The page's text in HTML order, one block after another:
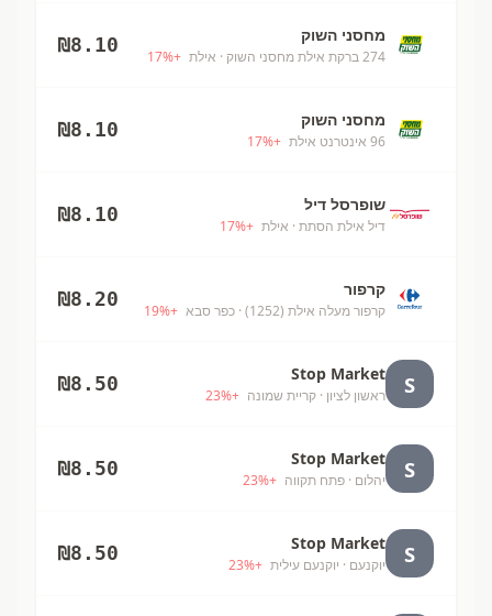
מחסני השוק
274 ברקת אילת מחסני השוק · אילת +
17%
₪8.10
מחסני השוק
96 אינטרנט אילת +
17%
₪8.10
שופרסל דיל
דיל אילת הסתת · אילת +
17%
₪8.10
קרפור
קרפור מעלה אילת (1252) · כפר סבא +
19%
₪8.20
S
Stop Market
ראשון לציון · קריית שמונה +
23%
₪8.50
S
Stop Market
יהלום · פתח תקווה +
23%
₪8.50
S
Stop Market
יוקנעם · יוקנעם עילית +
23%
₪8.50